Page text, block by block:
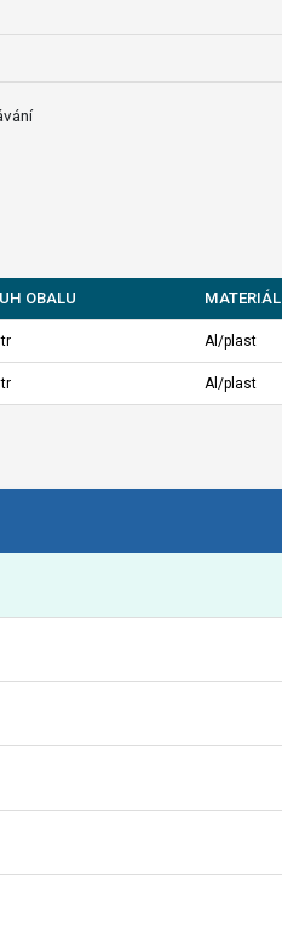
OBALU MATERIÁL
Al/plast
Al/plast